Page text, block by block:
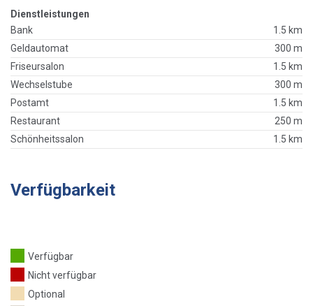
Dienstleistungen
Bank
1.5 km
Geldautomat
300 m
Friseursalon
1.5 km
Wechselstube
300 m
Postamt
1.5 km
Restaurant
250 m
Schönheitssalon
1.5 km
Verfügbarkeit
Verfügbar
Nicht verfügbar
Optional